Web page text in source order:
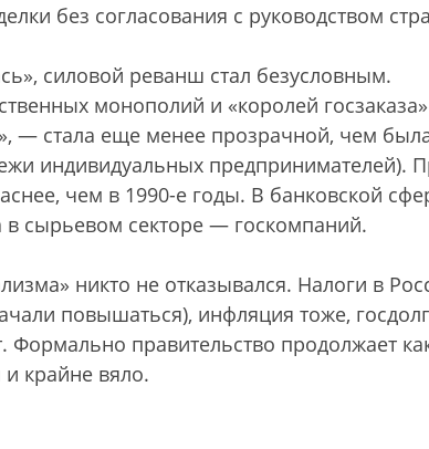
без согласования с руководством
силовой реванш стал безусловным.
монополий и «королей
— стала еще менее прозрачной, чем
индивидуальных предпринимателей).
чем в 1990-е годы. В банковской
в сырьевом секторе — госкомпаний.
никто не отказывался. Налоги в
повышаться), инфляция тоже,
Формально правительство продолжает
крайне вяло.